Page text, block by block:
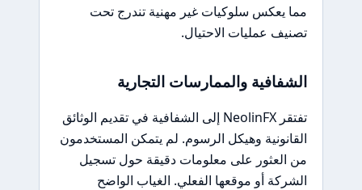
مما يعكس سلوكيات غير مهنية تندرج تحت
تصنيف عمليات الاحتيال.
الشفافية والممارسات التجارية
تفتقر NeolinFX إلى الشفافية في تقديم الوثائق
القانونية وهيكل الرسوم. لم يتمكن المستخدمون
من العثور على معلومات دقيقة حول تسجيل
الشركة أو موقعها الفعلي. الغياب الواضح